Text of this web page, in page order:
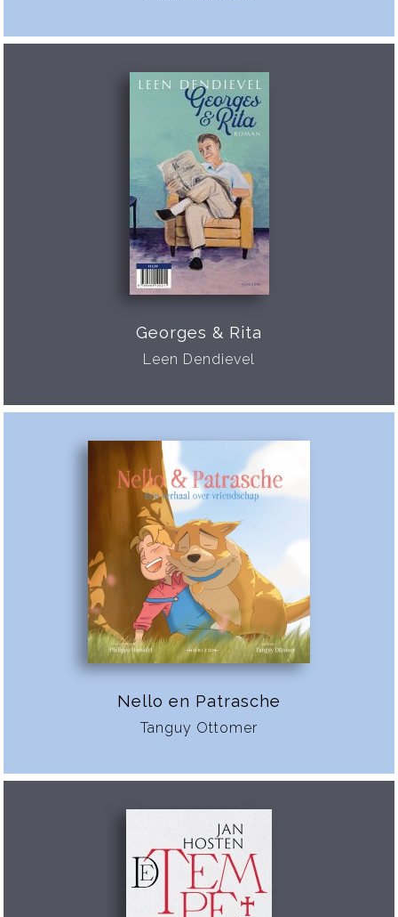
Georges & Rita
Leen Dendievel
Nello en Patrasche
Tanguy Ottomer